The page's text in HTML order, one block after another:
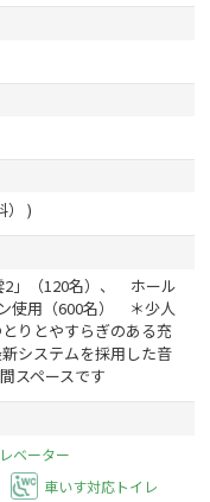
） )
2」（120名）、 ホール
使用（600名） ＊少人
りとやすらぎのある充
システムを採用した音
スペースです
ベーター
車いす対応トイレ